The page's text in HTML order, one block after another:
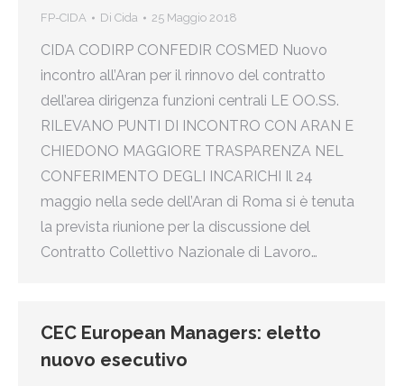
FP-CIDA Di Cida 25 Maggio 2018
CIDA CODIRP CONFEDIR COSMED Nuovo
incontro all’Aran per il rinnovo del contratto
dell’area dirigenza funzioni centrali LE OO.SS.
RILEVANO PUNTI DI INCONTRO CON ARAN E
CHIEDONO MAGGIORE TRASPARENZA NEL
CONFERIMENTO DEGLI INCARICHI Il 24
maggio nella sede dell’Aran di Roma si è tenuta
la prevista riunione per la discussione del
Contratto Collettivo Nazionale di Lavoro…
CEC European Managers: eletto
nuovo esecutivo